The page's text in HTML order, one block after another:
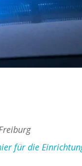
für die